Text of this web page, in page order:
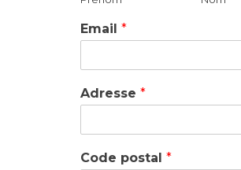
Email *
Adresse *
Code postal *